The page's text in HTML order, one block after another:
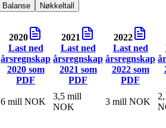
Balanse
Nøkkeltall
2020
Last ned
årsregnskap
2020som
PDF
2021
Last ned
årsregnskap
2021 som
PDF
2022
Last ned
årsregnskap
2022som
PDF
6 mill NOK
3,5 mill
NOK
3 mill NOK